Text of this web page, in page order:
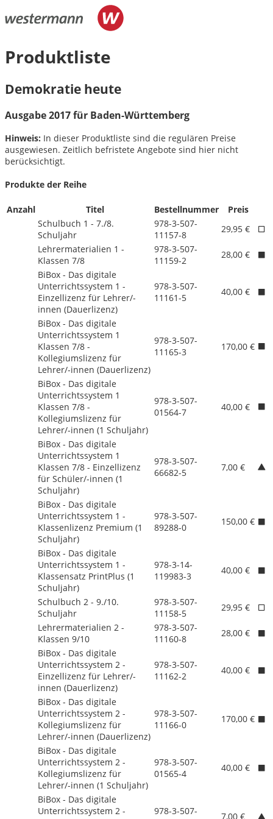
Produktliste
Demokratie heute
Ausgabe 2017 für Baden-Württemberg
Hinweis: In dieser Produktliste sind die regulären Preise
ausgewiesen. Zeitlich befristete Angebote sind hier nicht
berücksichtigt.
Produkte der Reihe
Anzahl Titel Bestellnummer
Preis
Schulbuch 1 - 7./8.
Schuljahr
978-3-507-
11157-8
29,95 €
Lehrermaterialien 1 -
Klassen 7/8
978-3-507-
11159-2
28,00 €
BiBox - Das digitale
Unterrichtssystem 1 -
Einzellizenz für Lehrer/-
innen (Dauerlizenz)
978-3-507-
11161-5
40,00 €
BiBox - Das digitale
Unterrichtssystem 1
Klassen 7/8 -
Kollegiumslizenz für
Lehrer/-innen (Dauerlizenz)
978-3-507-
11165-3
170,00 €
BiBox - Das digitale
Unterrichtssystem 1
Klassen 7/8 -
Kollegiumslizenz für
Lehrer/-innen (1 Schuljahr)
978-3-507-
01564-7
40,00 €
BiBox - Das digitale
Unterrichtssystem 1
Klassen 7/8 - Einzellizenz
für Schüler/-innen (1
Schuljahr)
978-3-507-
66682-5
7,00 €
BiBox - Das digitale
Unterrichtssystem 1 -
Klassenlizenz Premium (1
Schuljahr)
978-3-507-
89288-0
150,00 €
BiBox - Das digitale
Unterrichtssystem 1 -
Klassensatz PrintPlus (1
Schuljahr)
978-3-14-
119983-3
40,00 €
Schulbuch 2 - 9./10.
Schuljahr
978-3-507-
11158-5
29,95 €
Lehrermaterialien 2 -
Klassen 9/10
978-3-507-
11160-8
28,00 €
BiBox - Das digitale
Unterrichtssystem 2 -
Einzellizenz für Lehrer/-
innen (Dauerlizenz)
978-3-507-
11162-2
40,00 €
BiBox - Das digitale
Unterrichtssystem 2 -
Kollegiumslizenz für
Lehrer/-innen (Dauerlizenz)
978-3-507-
11166-0
170,00 €
BiBox - Das digitale
Unterrichtssystem 2 -
Kollegiumslizenz für
Lehrer/-innen (1 Schuljahr)
978-3-507-
01565-4
40,00 €
BiBox - Das digitale
Unterrichtssystem 2 -
978-3-507-
7,00 €